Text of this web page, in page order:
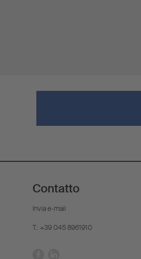
Contatto
Invia e-mail
T.: +39 045 8961910